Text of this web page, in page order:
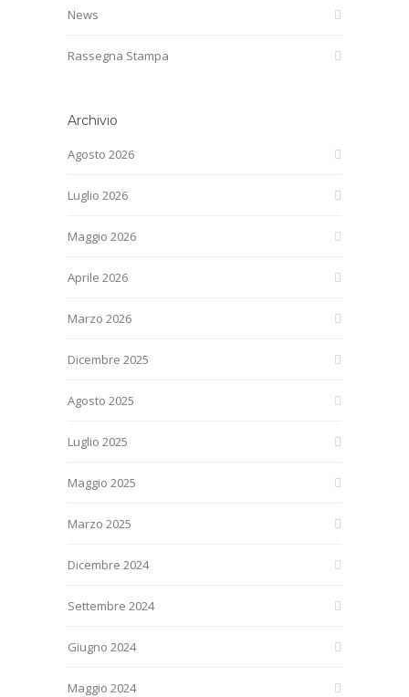
News
Rassegna Stampa
Archivio
Agosto 2026
Luglio 2026
Maggio 2026
Aprile 2026
Marzo 2026
Dicembre 2025
Agosto 2025
Luglio 2025
Maggio 2025
Marzo 2025
Dicembre 2024
Settembre 2024
Giugno 2024
Maggio 2024